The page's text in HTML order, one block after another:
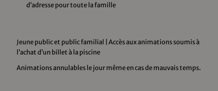
d’adresse pour toute la famille
Jeune public et public familial | Accès aux animations soumis à
l’achat d’un billet à la piscine
Animations annulables le jour même en cas de mauvais temps.